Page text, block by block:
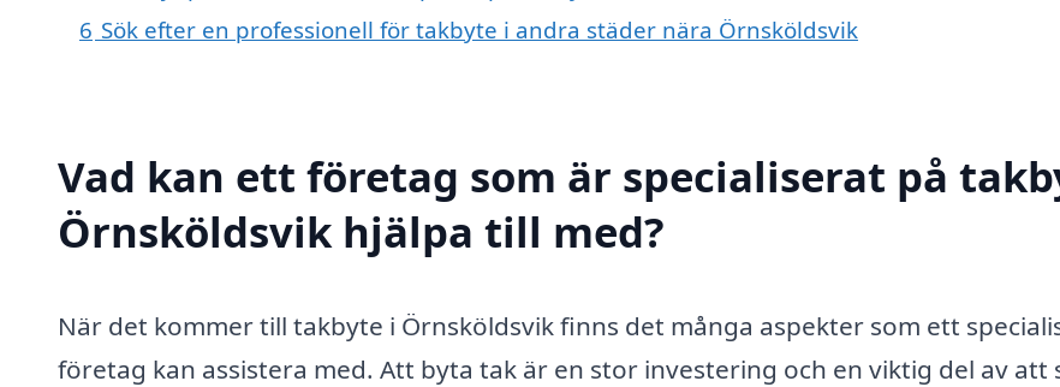
6 Sök efter en professionell för takbyte i andra städer nära Örnsköldsvik
Vad kan ett företag som är specialiserat på
Örnsköldsvik hjälpa till med?
När det kommer till takbyte i Örnsköldsvik finns det många aspekter som ett
företag kan assistera med. Att byta tak är en stor investering och en viktig del av att